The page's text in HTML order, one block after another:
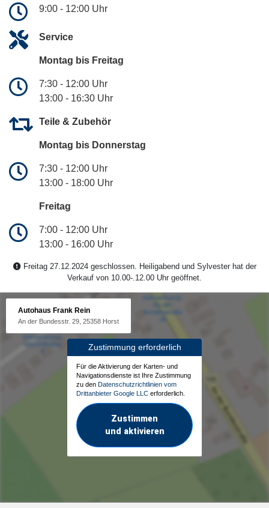
9:00 - 12:00 Uhr
Service
Montag bis Freitag
7:30 - 12:00 Uhr
13:00 - 16:30 Uhr
Teile & Zubehör
Montag bis Donnerstag
7:30 - 12:00 Uhr
13:00 - 18:00 Uhr
Freitag
7:00 - 12:00 Uhr
13:00 - 16:00 Uhr
Freitag 27.12.2024 geschlossen. Heiligabend und Sylvester hat der
Verkauf von 10.00-.12.00 Uhr geöffnet.
Autohaus Frank Rein
An der Bundesstr. 29, 25358 Horst
Zustimmung erforderlich
Für die Aktivierung der Karten- und
Navigationsdienste ist Ihre Zustimmung
zu den Datenschutzrichtlinien vom
Drittanbieter Google LLC erforderlich.
Zustimmen
und aktivieren